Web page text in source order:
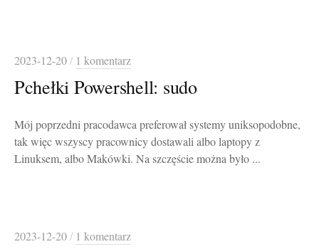
2023-12-20/ 1 komentarz
Pchełki Powershell: sudo
Mój poprzedni pracodawca preferował systemy uniksopodobne,
tak więc wszyscy pracownicy dostawali albo laptopy z
Linuksem, albo Makówki. Na szczęście można było ...
2023-12-20/ 1 komentarz